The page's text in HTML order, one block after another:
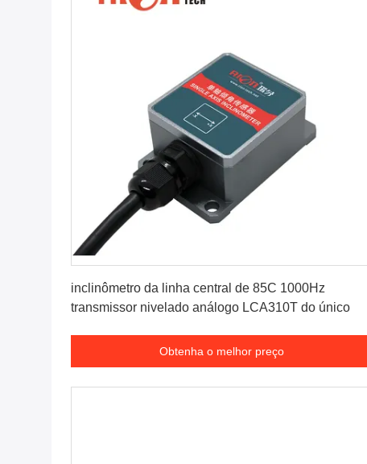
inclinômetro da linha central de 85C 1000Hz
transmissor nivelado análogo LCA310T do único
Obtenha o melhor preço